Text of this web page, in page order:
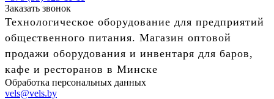
Заказать звонок
Технологическое оборудование для предприятий
общественного питания. Магазин оптовой
продажи оборудования и инвентаря для баров,
кафе и ресторанов в Минске
Обработка персональных данных
vels@vels.by